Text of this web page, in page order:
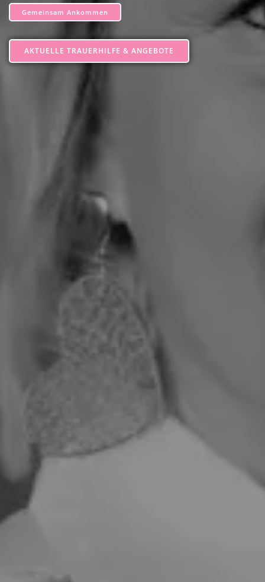
Gemeinsam Ankommen
AKTUELLE TRAUERHILFE & ANGEBOTE